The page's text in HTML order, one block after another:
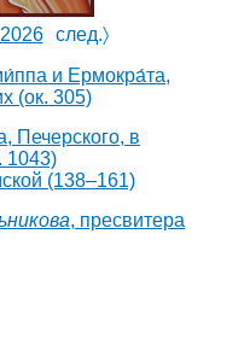
след.〉
и Ермокра́та,
(ок. 305)
Печерского, в
1043)
(138–161)
, пресвитера